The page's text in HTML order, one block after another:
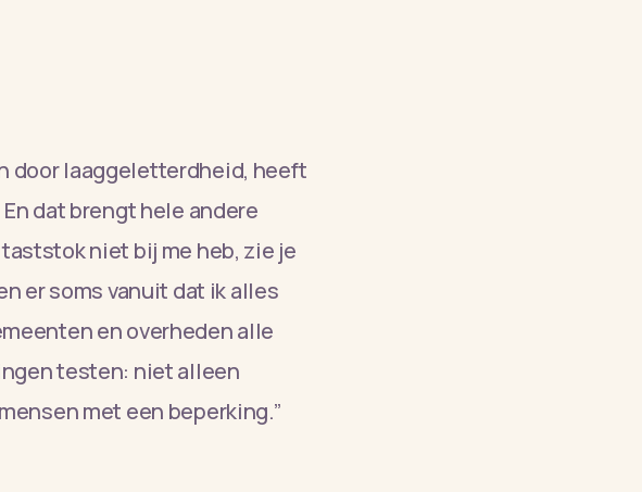
door laaggeletterdheid, heeft
dat brengt hele andere
niet bij me heb, zie je
er soms vanuit dat ik alles
en overheden alle
testen: niet alleen
met een beperking.”